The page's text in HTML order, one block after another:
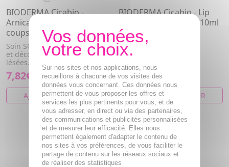
BIODERMA Cicabio -
Arnica+ Crème SOS bleus
coups bosses tube 40ml
Soin SOS destiné à résorber
et décongestionner les peaux
lésées. Atténue les sensa...
7,82€
AJOUTER AU PANIER
BIODERMA Cicabio - Lip
Repair Baume lèvres 10ml
Baume lèvres effet
pansement adulte
6,25€
AJOUTER AU PANIER
Sur nos sites et nos applications, nous
recueillons à chacune de vos visites des
données vous concernant. Ces données nous
permettent de vous proposer les offres et
services les plus pertinents pour vous, et de
vous adresser, en direct ou via des partenaires,
des communications et publicités personnalisées
et de mesurer leur efficacité. Elles nous
permettent également d'adapter le contenu de
nos sites à vos préférences, de vous faciliter le
partage de contenu sur les réseaux sociaux et
de réaliser des statistiques